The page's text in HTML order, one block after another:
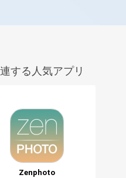
する人気アプリ
Zenphoto